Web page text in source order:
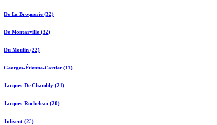
De La Broquerie (32)
De Montarville (32)
Du Moulin (22)
Georges-Étienne-Cartier (11)
Jacques-De Chambly (21)
Jacques-Rocheleau (20)
Jolivent (23)